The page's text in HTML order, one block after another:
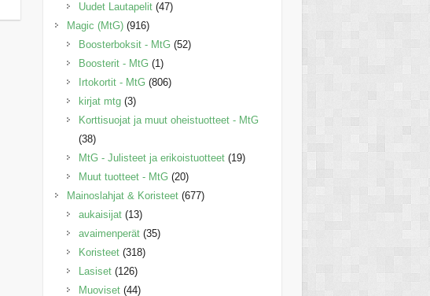
Uudet Lautapelit (47)
Magic (MtG) (916)
Boosterboksit - MtG (52)
Boosterit - MtG (1)
Irtokortit - MtG (806)
kirjat mtg (3)
Korttisuojat ja muut oheistuotteet - MtG
(38)
MtG - Julisteet ja erikoistuotteet (19)
Muut tuotteet - MtG (20)
Mainoslahjat & Koristeet (677)
aukaisijat (13)
avaimenperät (35)
Koristeet (318)
Lasiset (126)
Muoviset (44)